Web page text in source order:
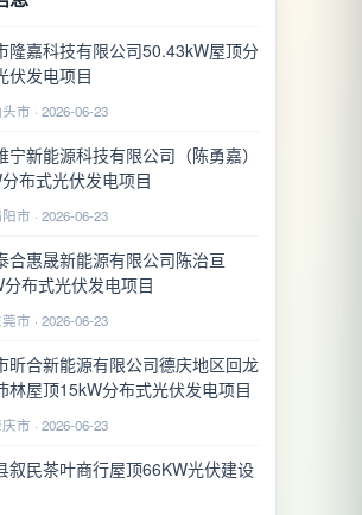
隆嘉科技有限公司50.43kW屋顶分
伏发电项目
市 · 2026-06-23
宁新能源科技有限公司（陈勇嘉）
布式光伏发电项目
市 · 2026-06-23
合惠晟新能源有限公司陈治亘
布式光伏发电项目
市 · 2026-06-23
昕合新能源有限公司德庆地区回龙
林屋顶15kW分布式光伏发电项目
市 · 2026-06-23
叙民茶叶商行屋顶66KW光伏建设